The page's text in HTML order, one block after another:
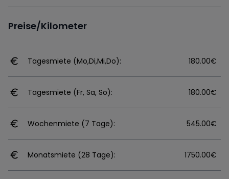
Preise/Kilometer
Tagesmiete (Mo,Di,Mi,Do): 180.00€
Tagesmiete (Fr, Sa, So): 180.00€
Wochenmiete (7 Tage): 545.00€
Monatsmiete (28 Tage): 1750.00€